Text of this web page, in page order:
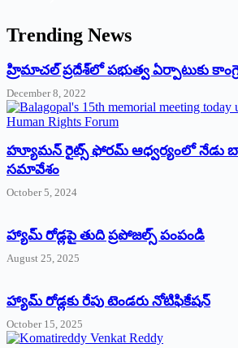
Trending News
‌హ్రిమాచల్‌ ‌ప్రదేశ్‌లో పభుత్వ ఏర్పాటుకు
December 8, 2022
హ్యూమన్‌ రైట్స్‌ ఫోరమ్‌ ఆధ్వర్యంలో నేడు
సమావేశం
October 5, 2024
హ్యామ్‌ రోడ్లపై తుది ప్రపోజల్స్‌ పంపండి
August 25, 2025
హ్యామ్‌ రోడ్లకు రేపు టెండరు నోటిఫికేషన్‌
October 15, 2025